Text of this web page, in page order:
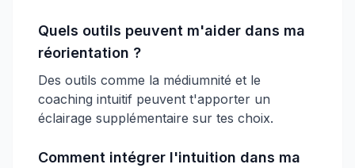
Quels outils peuvent m'aider dans ma
réorientation ?
Des outils comme la médiumnité et le
coaching intuitif peuvent t'apporter un
éclairage supplémentaire sur tes choix.
Comment intégrer l'intuition dans ma